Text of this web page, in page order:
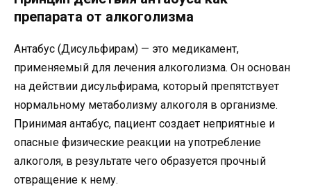
препарата от алкоголизма
Антабус (Дисульфирам) — это медикамент,
применяемый для лечения алкоголизма. Он основан
на действии дисульфирама, который препятствует
нормальному метаболизму алкоголя в организме.
Принимая антабус, пациент создает неприятные и
опасные физические реакции на употребление
алкоголя, в результате чего образуется прочный
отвращение к нему.